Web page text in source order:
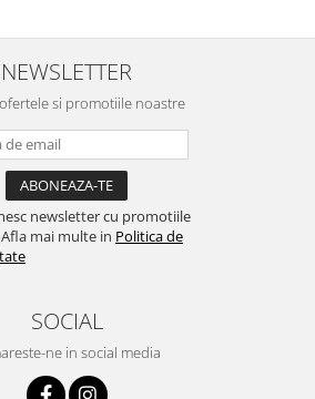
NEWSLETTER
si promotiile noastre
newsletter cu promotiile
mai multe in Politica de
SOCIAL
ne in social media